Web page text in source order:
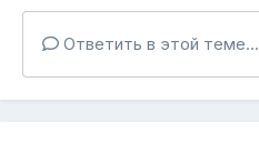
Ответить в этой теме...